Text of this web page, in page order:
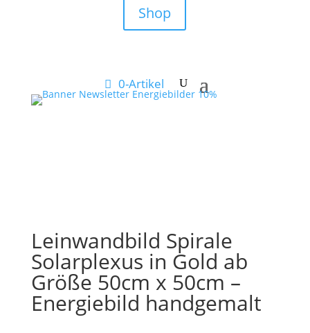
Shop
0-Artikel
Leinwandbild Spirale
Solarplexus in Gold ab
Größe 50cm x 50cm –
Energiebild handgemalt